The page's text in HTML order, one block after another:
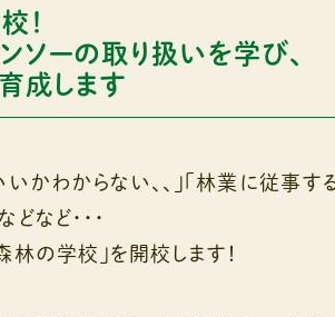
！
ソーの取り扱いを学び、
成します
いかわからない、、」「林業に従事す
など・・・
林の学校」を開校します！